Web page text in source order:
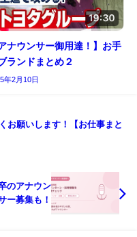
アナウンサー御用達！】お手
ランドまとめ２
年2月10日
お願いします！【お仕事まと
のアナウン
ー募集も！